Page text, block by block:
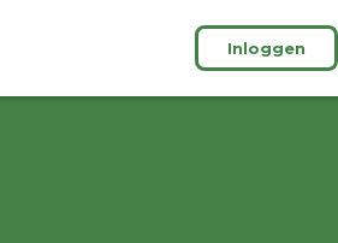
Inloggen